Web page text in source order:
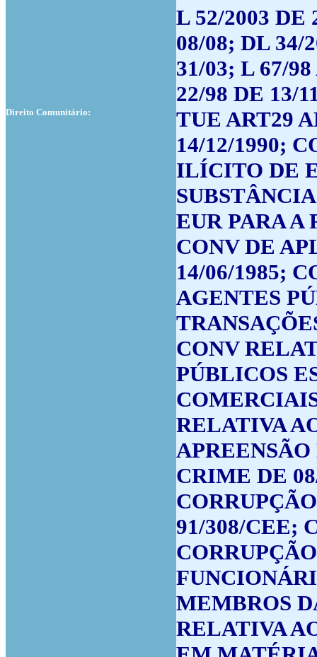
L 52/2003 DE
08/08; DL 34/
31/03; L 67/
22/98 DE 13/
Direito Comunitário:
TUE ART29
14/12/1990;
ILÍCITO DE
EUR PARA A
CONV DE
14/06/1985;
AGENTES
CONV
PÚBLICOS
RELATIVA
APREENSÃO
CRIME DE
91/308/CEE;
MEMBROS
RELATIVA